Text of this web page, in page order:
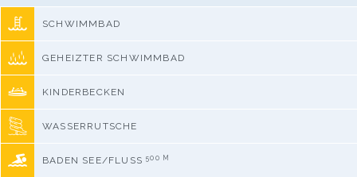
SCHWIMMBAD
GEHEIZTER SCHWIMMBAD
KINDERBECKEN
WASSERRUTSCHE
BADEN SEE/FLUSS500 M